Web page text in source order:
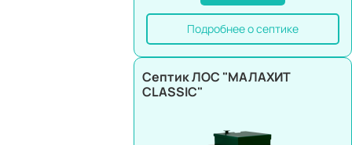
Подробнее о септике
Септик ЛОС "МАЛАХИТ
CLASSIC"